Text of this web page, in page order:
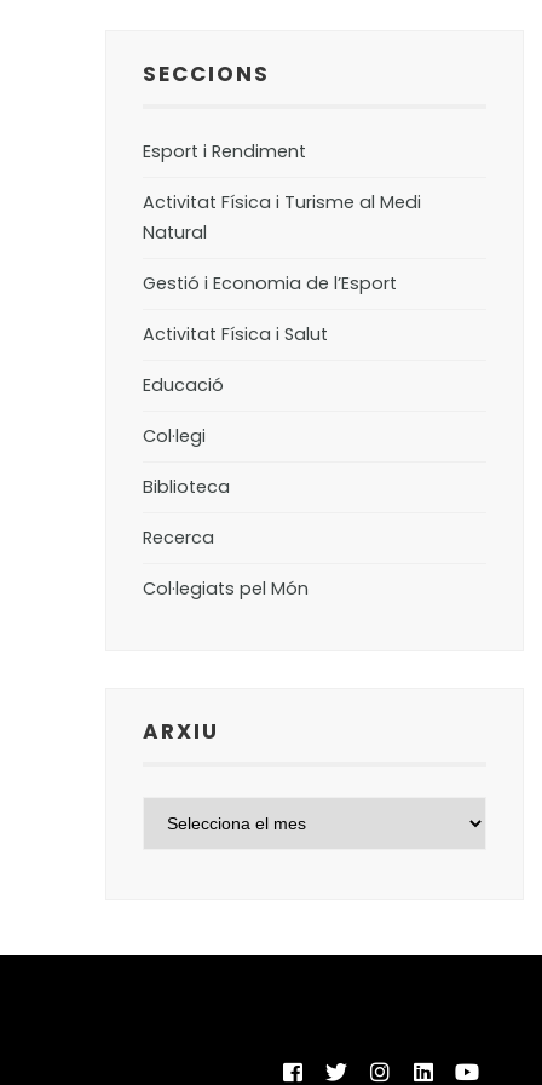
SECCIONS
Esport i Rendiment
Activitat Física i Turisme al Medi
Natural
Gestió i Economia de l’Esport
Activitat Física i Salut
Educació
Col·legi
Biblioteca
Recerca
Col·legiats pel Món
ARXIU
ARXIU